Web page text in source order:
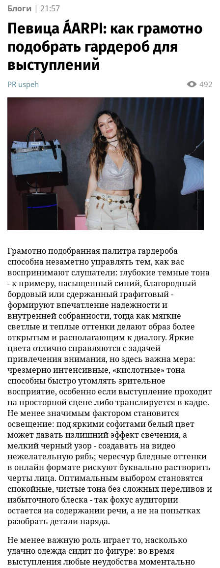
Блоги | 21:57
Певица ÁARPI: как грамотно
подобрать гардероб для
выступлений
492
PR uspeh
Грамотно подобранная палитра гардероба
способна незаметно управлять тем, как вас
воспринимают слушатели: глубокие темные тона
- к примеру, насыщенный синий, благородный
бордовый или сдержанный графитовый -
формируют впечатление надежности и
внутренней собранности, тогда как мягкие
светлые и теплые оттенки делают образ более
открытым и располагающим к диалогу. Яркие
цвета отлично справляются с задачей
привлечения внимания, но здесь важна мера:
чрезмерно интенсивные, «кислотные» тона
способны быстро утомлять зрительное
восприятие, особенно если выступление проходит
на просторной сцене либо транслируется в кадре.
Не менее значимым фактором становится
освещение: под яркими софитами белый цвет
может давать излишний эффект свечения, а
мелкий черный узор - создавать на видео
нежелательную рябь; чересчур бледные оттенки
в онлайн формате рискуют буквально растворить
черты лица. Оптимальным выбором становятся
спокойные, чистые тона без сложных переливов и
избыточного блеска - так фокус аудитории
остается на содержании речи, а не на попытках
разобрать детали наряда.
Не менее важную роль играет то, насколько
удачно одежда сидит по фигуре: во время
выступления любые неудобства моментально